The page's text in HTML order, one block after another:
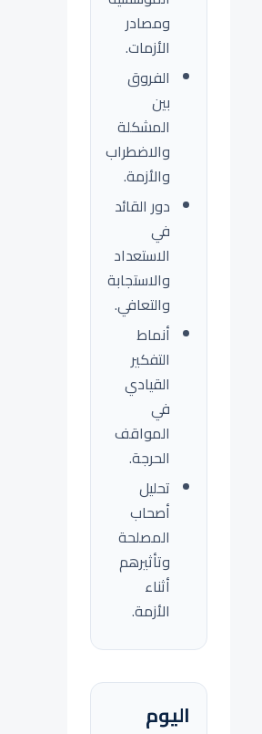
ومصادر
الأزمات.
الفروق
بين
المشكلة
والاضطراب
والأزمة.
دور القائد
في
الاستعداد
والاستجابة
والتعافي.
أنماط
التفكير
القيادي
في
المواقف
الحرجة.
تحليل
أصحاب
المصلحة
وتأثيرهم
أثناء
الأزمة.
اليوم